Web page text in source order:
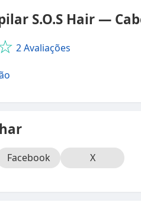
S.O.S Hair —
2 Avaliações
Facebook X